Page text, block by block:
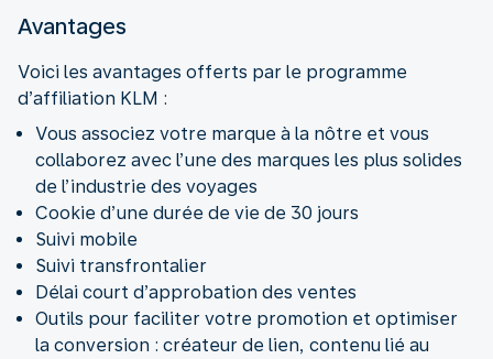
Avantages
Voici les avantages offerts par le programme
d’affiliation KLM :
Vous associez votre marque à la nôtre et vous
collaborez avec l’une des marques les plus solides
de l’industrie des voyages
Cookie d’une durée de vie de 30 jours
Suivi mobile
Suivi transfrontalier
Délai court d’approbation des ventes
Outils pour faciliter votre promotion et optimiser
la conversion : créateur de lien, contenu lié au